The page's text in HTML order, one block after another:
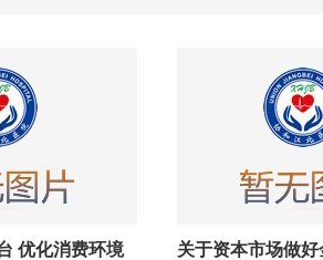
优化消费环境
关于资本市场做